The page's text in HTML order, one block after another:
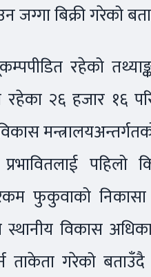
बिक्री गरेको
रहेको
रहेका २६ हजार १६
फुकुवाको
विकास
ताकेता गरेको